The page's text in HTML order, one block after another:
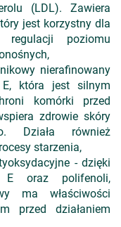
(LDL). Zawiera
jest korzystny dla
poziomu
nierafinowany
która jest silnym
komórki przed
zdrowie skóry
Działa również
starzenia,
- dzięki
E oraz polifenoli,
ma właściwości
przed działaniem